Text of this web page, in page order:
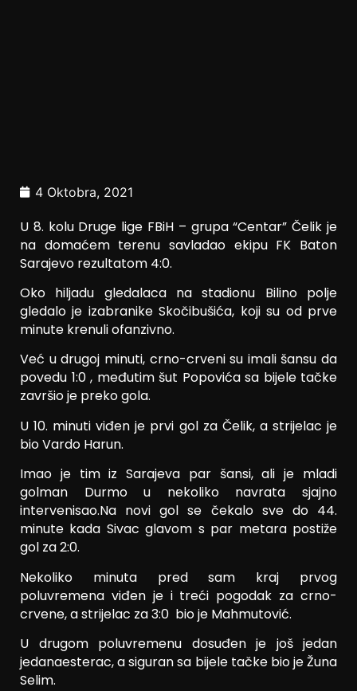
4 Oktobra, 2021
U 8. kolu Druge lige FBiH – grupa “Centar” Čelik je
na domaćem terenu savladao ekipu FK Baton
Sarajevo rezultatom 4:0.
Oko hiljadu gledalaca na stadionu Bilino polje
gledalo je izabranike Skočibušića, koji su od prve
minute krenuli ofanzivno.
Već u drugoj minuti, crno-crveni su imali šansu da
povedu 1:0 , međutim šut Popovića sa bijele tačke
završio je preko gola.
U 10. minuti viđen je prvi gol za Čelik, a strijelac je
bio Vardo Harun.
Imao je tim iz Sarajeva par šansi, ali je mladi
golman Durmo u nekoliko navrata sjajno
intervenisao.Na novi gol se čekalo sve do 44.
minute kada Sivac glavom s par metara postiže
gol za 2:0.
Nekoliko minuta pred sam kraj prvog
poluvremena viđen je i treći pogodak za crno-
crvene, a strijelac za 3:0 bio je Mahmutović.
U drugom poluvremenu dosuđen je još jedan
jedanaesterac, a siguran sa bijele tačke bio je Žuna
Selim.